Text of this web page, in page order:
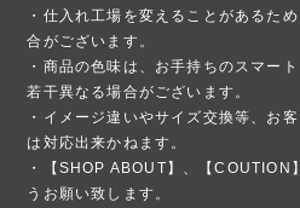
・仕入れ工場を変えることがあるた
合がございます。
・商品の色味は、お手持ちのスマー
若干異なる場合がございます。
・イメージ違いやサイズ交換等、お
は対応出来かねます。
・【SHOP ABOUT】、【COUTION
うお願い致します。